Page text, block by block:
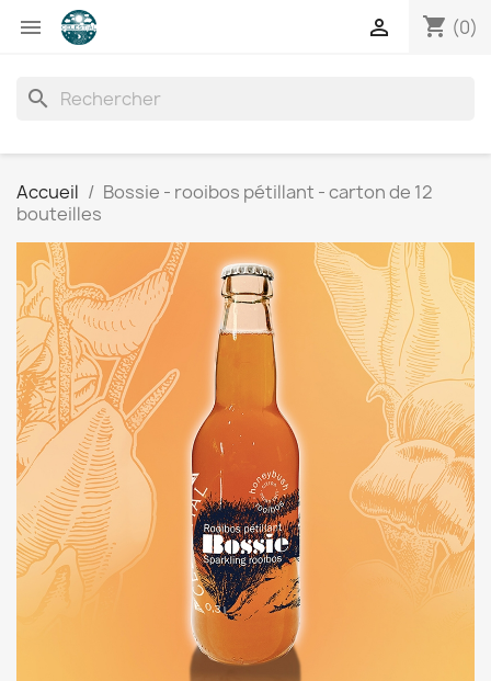
 shopping_cart (0)

search
Accueil
Bossie - rooibos pétillant - carton de 12
bouteilles